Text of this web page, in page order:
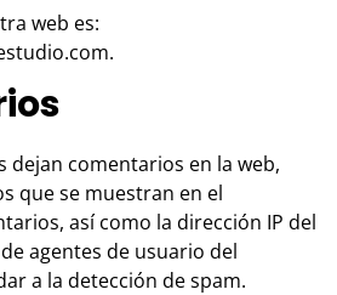
web es:
dejan comentarios en la web,
que se muestran en el
así como la dirección IP del
agentes de usuario del
a la detección de spam.